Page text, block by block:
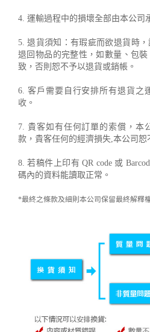
4. 運輸過程中的損壞全部由本公司
5. 退貨須知：有瑕疵而欲退貨時
退回物品的完整性，如數量、包
致，否則恕不予以退貨或銷帳。
6. 客戶需要自行安排所有退貨之
收。
7. 貴客如有任何訂單的索償，本
款，貴客任何的經濟損失,本公司恕
8. 若稿件上印有 QR code 或
碼內的資料能讀取正常。
*最終之條款及細則本公司保留最終解釋